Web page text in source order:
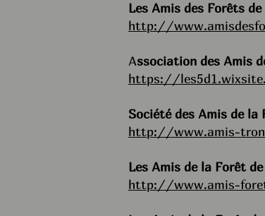
Les Amis des Forêts
http://
Association des Amis
https://
Société des Amis de la
http://www.amis-
Les Amis de la Forêt
http://www.amis-